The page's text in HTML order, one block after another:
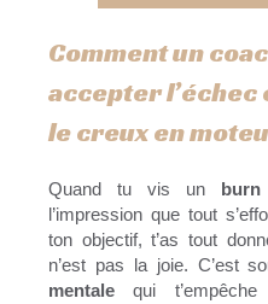
Comment un
accepter
le creux en
Quand tu vis un burn
l’impression que tout
ton objectif, t’as tout
n’est pas la joie. C’est
mentale qui